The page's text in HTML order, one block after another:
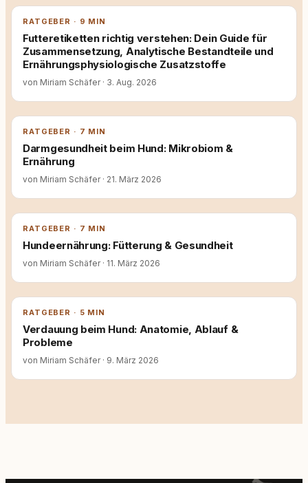
RATGEBER · 9 MIN
Futteretiketten richtig verstehen: Dein Guide für
Zusammensetzung, Analytische Bestandteile und
Ernährungsphysiologische Zusatzstoffe
von Miriam Schäfer · 3. Aug. 2026
RATGEBER · 7 MIN
Darmgesundheit beim Hund: Mikrobiom &
Ernährung
von Miriam Schäfer · 21. März 2026
RATGEBER · 7 MIN
Hundeernährung: Fütterung & Gesundheit
von Miriam Schäfer · 11. März 2026
RATGEBER · 5 MIN
Verdauung beim Hund: Anatomie, Ablauf &
Probleme
von Miriam Schäfer · 9. März 2026